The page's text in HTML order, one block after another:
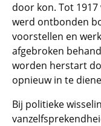
door kon. Tot
werd ontbonden
voorstellen en
afgebroken
worden herstart
opnieuw in te
Bij politieke